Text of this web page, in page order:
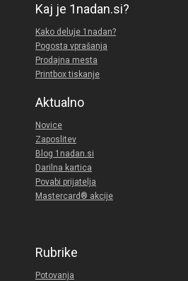
Kaj je 1nadan.si?
Kako deluje 1nadan?
Pogosta vprašanja
Prodajna mesta
Printbox tiskanje
Aktualno
Novice
Zaposlitev
Blog 1nadan.si
Darilna kartica
Povabi prijatelja
Mastercard® akcije
Rubrike
Potovanja